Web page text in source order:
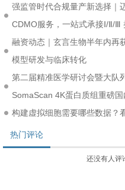
强监管时代合规量产新选择｜
CDMO服务，一站式承接Ⅰ/Ⅱ/Ⅲ
融资动态｜玄言生物半年内再
模型研发与临床转化
第二届精准医学研讨会暨大队
SomaScan 4K蛋白质组重磅国
构建虚拟细胞需要哪些数据？
热门评论
还没有人评